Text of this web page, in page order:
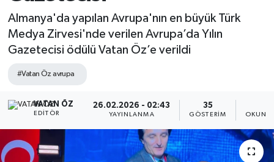
Almanya'da yapılan Avrupa'nın en büyük Türk
Medya Zirvesi'nde verilen Avrupa’da Yılın
Gazetecisi ödülü Vatan Öz’e verildi
#Vatan Öz avrupa
VATAN ÖZ
EDITÖR
26.02.2026 - 02:43
YAYINLANMA
35
GÖSTERIM
Son Dakika Haberleri
Haber Arşivi